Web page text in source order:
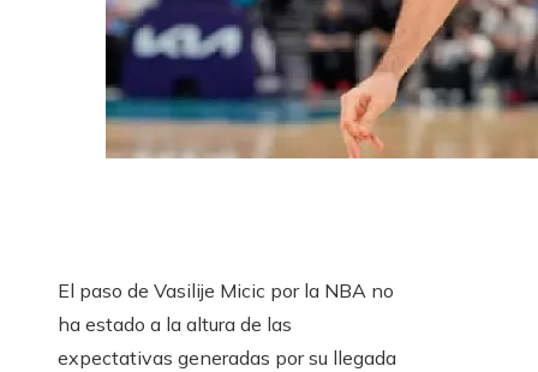
El paso de Vasilije Micic por la NBA no
ha estado a la altura de las
expectativas generadas por su llegada